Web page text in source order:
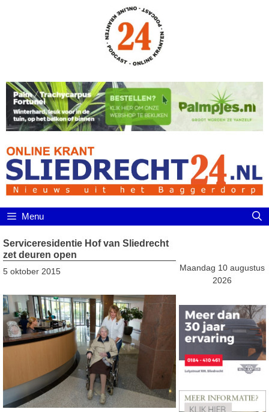
Menu
Serviceresidentie Hof van Sliedrecht
zet deuren open
5 oktober 2015
Maandag 10 augustus
2026